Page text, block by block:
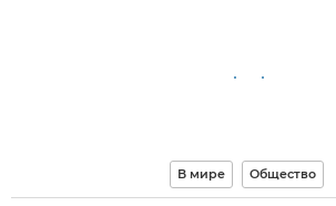
В мире Общество